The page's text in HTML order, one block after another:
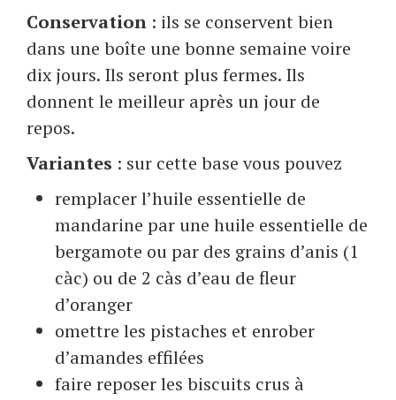
Conservation : ils se conservent bien
dans une boîte une bonne semaine voire
dix jours. Ils seront plus fermes. Ils
donnent le meilleur après un jour de
repos.
Variantes : sur cette base vous pouvez
remplacer l’huile essentielle de
mandarine par une huile essentielle de
bergamote ou par des grains d’anis (1
càc) ou de 2 càs d’eau de fleur
d’oranger
omettre les pistaches et enrober
d’amandes effilées
faire reposer les biscuits crus à